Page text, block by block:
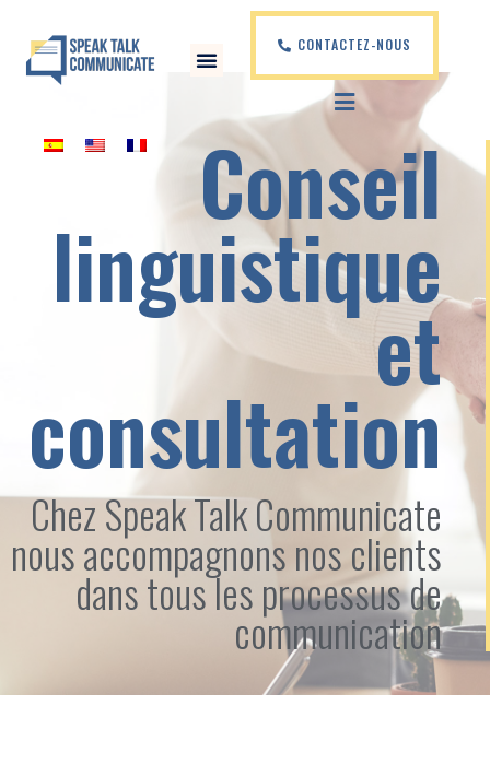
CONTACTEZ-NOUS
Conseil
linguistique
et
consultation
Chez Speak Talk Communicate
nous accompagnons nos clients
dans tous les processus de
communication